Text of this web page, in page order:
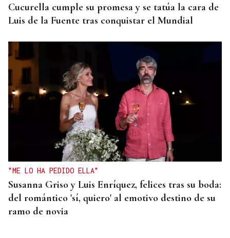
Cucurella cumple su promesa y se tatúa la cara de
Luis de la Fuente tras conquistar el Mundial
"ME LO HA PEDIDO ELLA"
Susanna Griso y Luis Enríquez, felices tras su boda:
del romántico 'sí, quiero' al emotivo destino de su
ramo de novia